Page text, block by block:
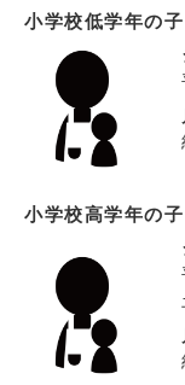
小学校低学年の
小学校高学年の